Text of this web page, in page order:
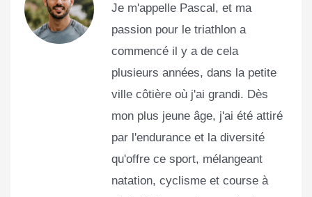
Je m'appelle Pascal, et ma
passion pour le triathlon a
commencé il y a de cela
plusieurs années, dans la petite
ville côtière où j'ai grandi. Dès
mon plus jeune âge, j'ai été attiré
par l'endurance et la diversité
qu'offre ce sport, mélangeant
natation, cyclisme et course à